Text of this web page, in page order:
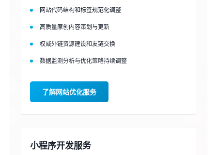
网站代码结构和标签规范化调整
高质量原创内容策划与更新
权威外链资源建设和友链交换
数据监测分析与优化策略持续调整
了解网站优化服务
小程序开发服务